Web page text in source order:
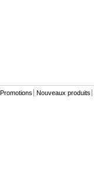
Promotions Nouveaux produits